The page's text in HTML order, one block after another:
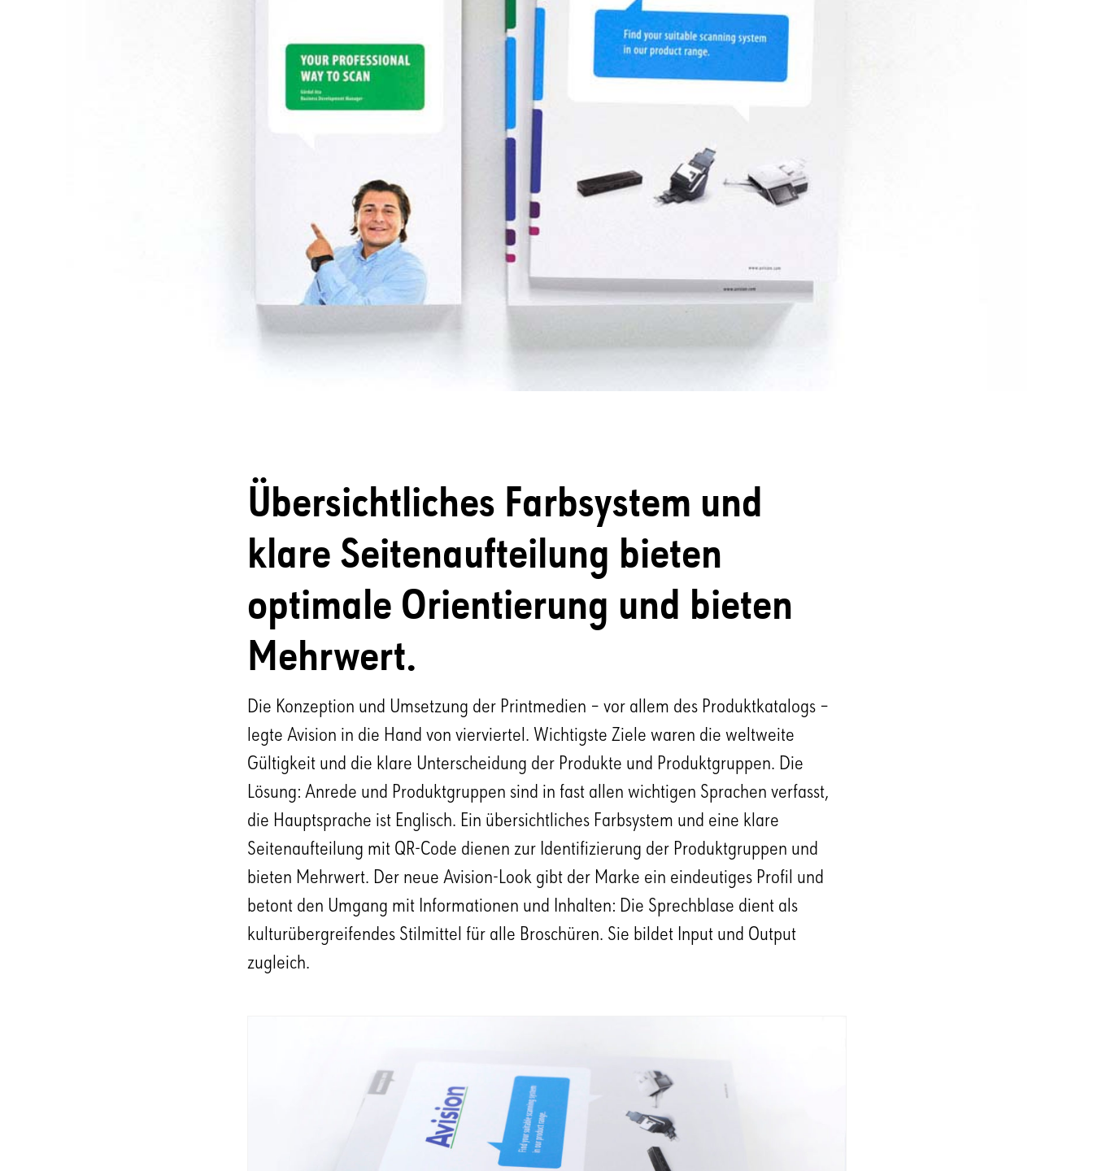
Übersichtliches Farbsystem und
klare Seitenaufteilung bieten
optimale Orientierung und bieten
Mehrwert.
Die Konzeption und Umsetzung der Printmedien – vor allem des Produktkatalogs –
legte Avision in die Hand von vierviertel. Wichtigste Ziele waren die weltweite
Gültigkeit und die klare Unterscheidung der Produkte und Produktgruppen. Die
Lösung: Anrede und Produktgruppen sind in fast allen wichtigen Sprachen verfasst,
die Hauptsprache ist Englisch. Ein übersichtliches Farbsystem und eine klare
Seitenaufteilung mit QR-Code dienen zur Identifizierung der Produktgruppen und
bieten Mehrwert. Der neue Avision-Look gibt der Marke ein eindeutiges Profil und
betont den Umgang mit Informationen und Inhalten: Die Sprechblase dient als
kulturübergreifendes Stilmittel für alle Broschüren. Sie bildet Input und Output
zugleich.